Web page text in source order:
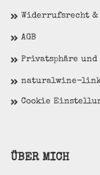
Widerrufsrecht
AGB
Privatsphäre und
naturalwine-
Cookie
ÜBER MICH